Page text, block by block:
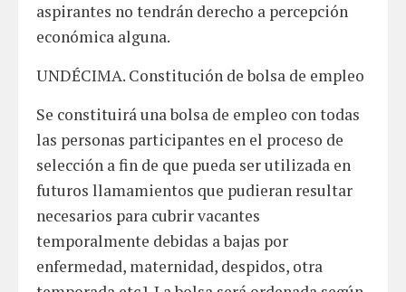
aspirantes no tendrán derecho a percepción
económica alguna.
UNDÉCIMA. Constitución de bolsa de empleo
Se constituirá una bolsa de empleo con todas
las personas participantes en el proceso de
selección a fin de que pueda ser utilizada en
futuros llamamientos que pudieran resultar
necesarios para cubrir vacantes
temporalmente debidas a bajas por
enfermedad, maternidad, despidos, otra